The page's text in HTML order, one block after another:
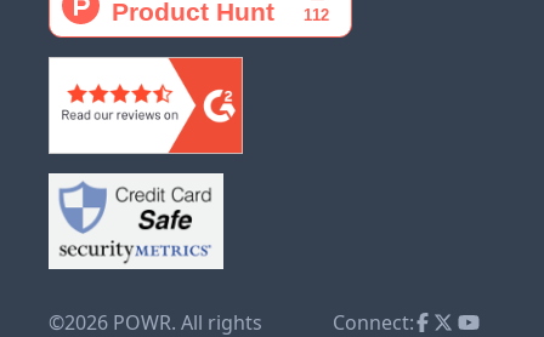
©2026 POWR. All rights Connect: